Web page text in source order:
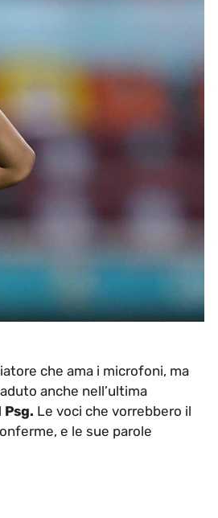
che ama i microfoni, ma
anche nell’ultima
Le voci che vorrebbero il
e le sue parole